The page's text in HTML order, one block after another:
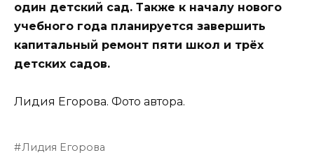
один детский сад. Также к началу нового
учебного года планируется завершить
капитальный ремонт пяти школ и трёх
детских садов.
Лидия Егорова. Фото автора.
Лидия Егорова